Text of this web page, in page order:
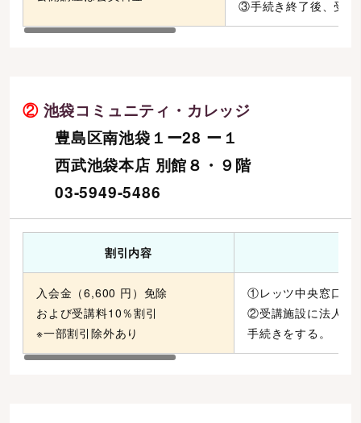
③手続き終了後、受講
② 池袋コミュニティ・カレッジ
豊島区南池袋１ー28 ー１
西武池袋本店 別館８・９階
03-5949-5486
割引内容
入会金（6,600 円）免除
および受講料10％割引
※一部割引除外あり
①レッツ中央窓口で
②受講施設に法人会
手続きをする。